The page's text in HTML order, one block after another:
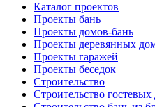
Каталог проектов
Проекты бань
Проекты домов-бань
Проекты деревянных
Проекты гаражей
Проекты беседок
Строительство
Строительство гостевых